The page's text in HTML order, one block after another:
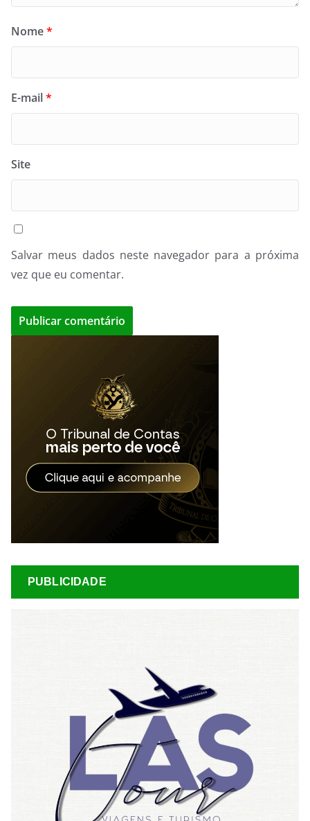
Nome*
E-mail*
Site
Salvar meus dados neste navegador para a próxima
vez que eu comentar.
PUBLICIDADE